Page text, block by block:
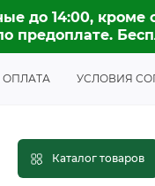
до 14:00, кроме
предоплате.
ОПЛАТА УСЛОВИЯ
Каталог товаров